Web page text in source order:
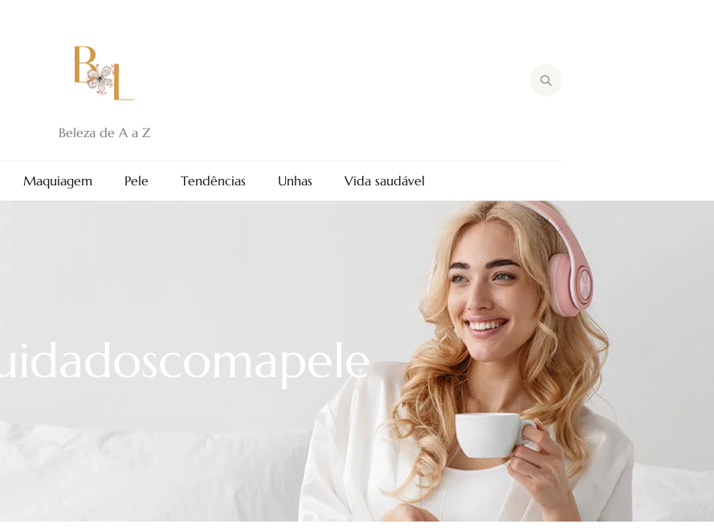
Beleza de A a Z
Maquiagem Pele Tendências Unhas Vida saudável